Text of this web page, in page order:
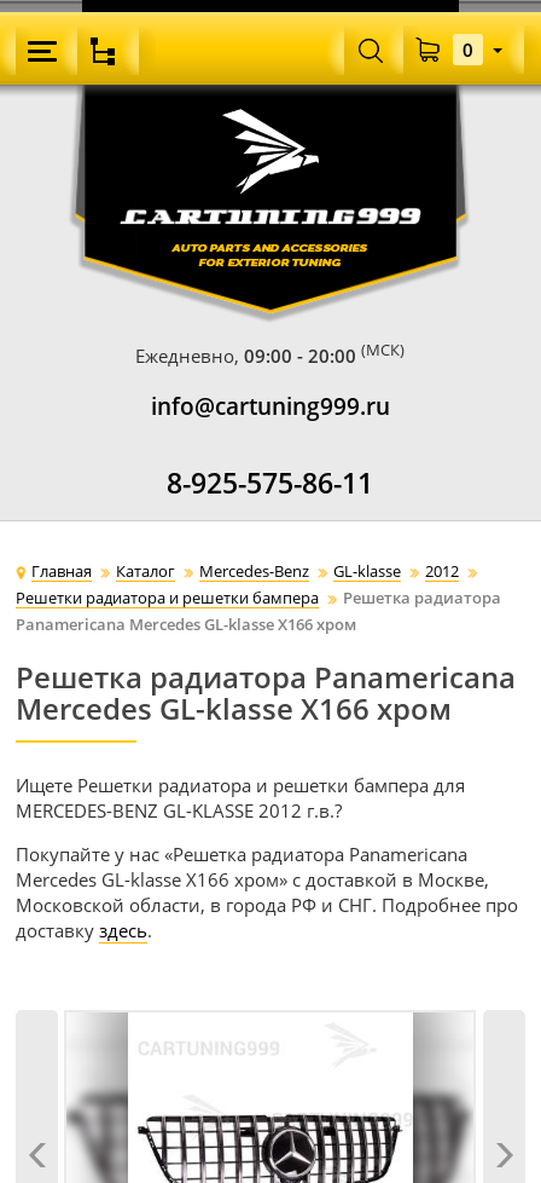
Ежедневно,09:00 - 20:00 (МСК)
info@cartuning999.ru
8-925-575-86-11
0
Главная Каталог Mercedes-Benz GL-klasse
2012
Решетки радиатора и решетки бампера
Решетка радиатора
Panamericana Mercedes GL-klasse X166 хром
Решетка радиатора Panamericana
Mercedes GL-klasse X166 хром
Ищете Решетки радиатора и решетки бампера для
MERCEDES-BENZ GL-KLASSE 2012 г.в.?
Покупайте у нас «Решетка радиатора Panamericana
Mercedes GL-klasse X166 хром» с доставкой в Москве,
Московской области, в города РФ и СНГ. Подробнее про
доставкуздесь.